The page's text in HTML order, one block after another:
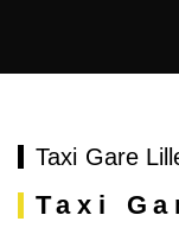
Taxi Gare
Taxi